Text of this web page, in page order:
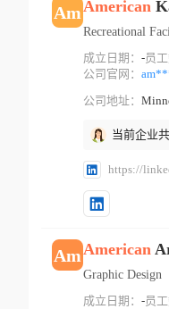
AmAmerican
Recreational
成立日期： -员工
公司官网：
公司地址：
当前企业
https://
AmAmerican
Graphic Design
成立日期： -员工